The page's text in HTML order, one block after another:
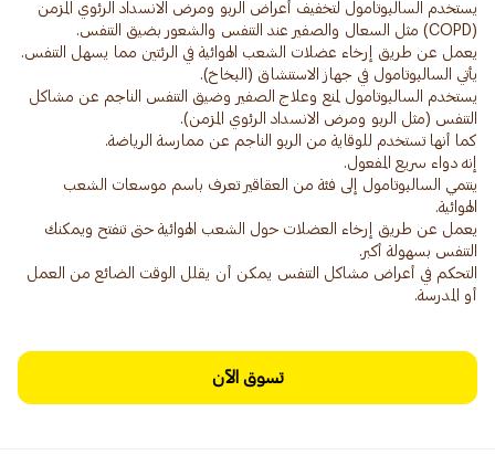
يستخدم السالبوتامول لتخفيف أعراض الربو ومرض الانسداد الرئوي المزمن
يعمل عن طريق إرخاء عضلات الشعب الهوائية في الرئتين مما يسهل التنفس.
يستخدم السالبوتامول لمنع وعلاج الصفير وضيق التنفس الناجم عن مشاكل
ينتمي السالبوتامول إلى فئة من العقاقير تعرف باسم موسعات الشعب
يعمل عن طريق إرخاء العضلات حول الشعب الهوائية حتى تنفتح ويمكنك
التحكم في أعراض مشاكل التنفس يمكن أن يقلل الوقت الضائع من العمل
أو المدرسة.
تسوق الآن